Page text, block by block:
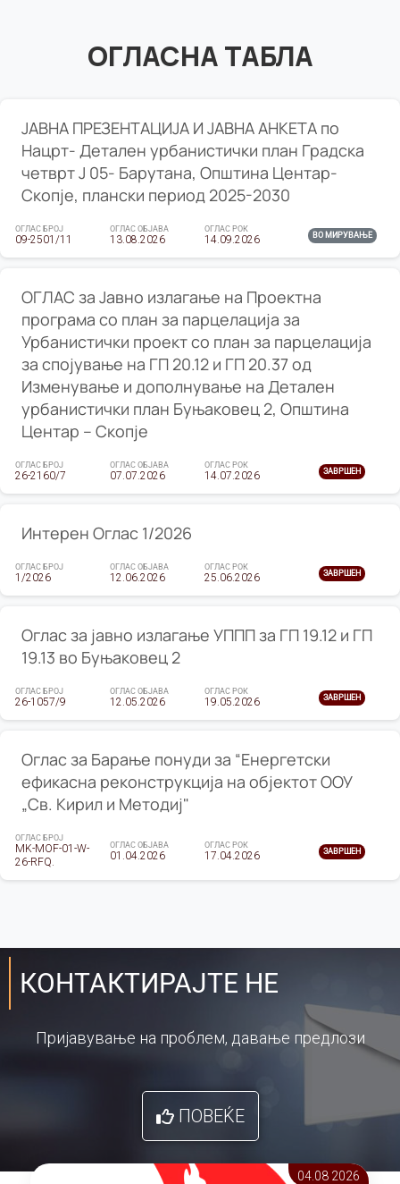
ОГЛАСНА ТАБЛА
ЈАВНА ПРЕЗЕНТАЦИЈА И ЈАВНА АНКЕТА по
Нацрт- Детален урбанистички план Градска
четврт Ј 05- Барутана, Општина Центар-
Скопје, плански период 2025-2030
ОГЛАС БРОЈ
09-2501/11
ОГЛАС ОБЈАВА
13.08.2026
ОГЛАС РОК
14.09.2026 ВО МИРУВАЊЕ
ОГЛАС за Јавно излагање на Проектна
програма со план за парцелација за
Урбанистички проект со план за парцелација
за спојување на ГП 20.12 и ГП 20.37 од
Изменување и дополнување на Детален
урбанистички план Буњаковец 2, Општина
Центар – Скопје
ОГЛАС БРОЈ
26-2160/7
ОГЛАС ОБЈАВА
07.07.2026
ОГЛАС РОК
14.07.2026 ЗАВРШЕН
Интерен Оглас 1/2026
ОГЛАС БРОЈ
1/2026
ОГЛАС ОБЈАВА
12.06.2026
ОГЛАС РОК
25.06.2026 ЗАВРШЕН
Оглас за јавно излагање УППП за ГП 19.12 и ГП
19.13 во Буњаковец 2
ОГЛАС БРОЈ
26-1057/9
ОГЛАС ОБЈАВА
12.05.2026
ОГЛАС РОК
19.05.2026 ЗАВРШЕН
Оглас за Барање понуди за “Енергетски
ефикасна реконструкција на објектот ООУ
„Св. Кирил и Методиј"
ОГЛАС БРОЈ
MK-MOF-01-W-
26-RFQ.
ОГЛАС ОБЈАВА
01.04.2026
ОГЛАС РОК
17.04.2026 ЗАВРШЕН
КОНТАКТИРАЈТЕ НЕ
Пријавување на проблем, давање предлози
ПОВЕЌЕ
04.08 2026